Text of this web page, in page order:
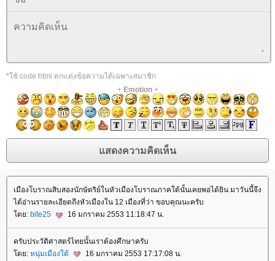
*ใช้ code html ตกแต่งข้อความได้เฉพาะสมาชิก
+ Emotion+
เมืองโบราณสิบสองนักษัตริย์ในหัวเมืองโบราณภาคใต้นั้นเคยพอได้ยิน มาวันนี้จึง
ได้อ่านรายละเอียดถึงหัวเมืองใน 12 เมืองที่ว่า ขอบคุณนะครับ
ดย: bite25 16 มกราคม 2553 11:18:47 น.
ครับประวัติศาสตร์ไทยนั้นเราต้องศึกษาครับ
ดย: หนุ่มเมืองใต้ 16 มกราคม 2553 17:17:08 น.